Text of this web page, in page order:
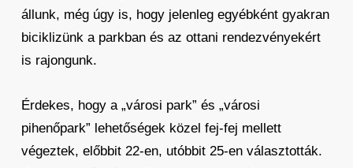
állunk, még úgy is, hogy jelenleg egyébként gyakran
biciklizünk a parkban és az ottani rendezvényekért
is rajongunk.
Érdekes, hogy a „városi park” és „városi
pihenőpark” lehetőségek közel fej-fej mellett
végeztek, előbbit 22-en, utóbbit 25-en választották.